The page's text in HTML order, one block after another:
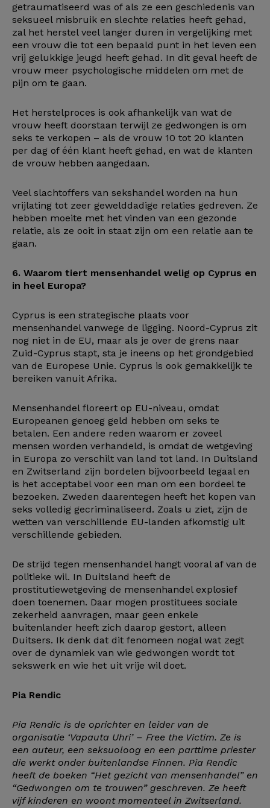
getraumatiseerd was of als ze een geschiedenis van
seksueel misbruik en slechte relaties heeft gehad,
zal het herstel veel langer duren in vergelijking met
een vrouw die tot een bepaald punt in het leven een
vrij gelukkige jeugd heeft gehad. In dit geval heeft de
vrouw meer psychologische middelen om met de
pijn om te gaan.
Het herstelproces is ook afhankelijk van wat de
vrouw heeft doorstaan terwijl ze gedwongen is om
seks te verkopen – als de vrouw 10 tot 20 klanten
per dag of één klant heeft gehad, en wat de klanten
de vrouw hebben aangedaan.
Veel slachtoffers van sekshandel worden na hun
vrijlating tot zeer gewelddadige relaties gedreven. Ze
hebben moeite met het vinden van een gezonde
relatie, als ze ooit in staat zijn om een relatie aan te
gaan.
6. Waarom tiert mensenhandel welig op Cyprus en
in heel Europa?
Cyprus is een strategische plaats voor
mensenhandel vanwege de ligging. Noord-Cyprus zit
nog niet in de EU, maar als je over de grens naar
Zuid-Cyprus stapt, sta je ineens op het grondgebied
van de Europese Unie. Cyprus is ook gemakkelijk te
bereiken vanuit Afrika.
Mensenhandel floreert op EU-niveau, omdat
Europeanen genoeg geld hebben om seks te
betalen. Een andere reden waarom er zoveel
mensen worden verhandeld, is omdat de wetgeving
in Europa zo verschilt van land tot land. In Duitsland
en Zwitserland zijn bordelen bijvoorbeeld legaal en
is het acceptabel voor een man om een bordeel te
bezoeken. Zweden daarentegen heeft het kopen van
seks volledig gecriminaliseerd. Zoals u ziet, zijn de
wetten van verschillende EU-landen afkomstig uit
verschillende gebieden.
De strijd tegen mensenhandel hangt vooral af van de
politieke wil. In Duitsland heeft de
prostitutiewetgeving de mensenhandel explosief
doen toenemen. Daar mogen prostituees sociale
zekerheid aanvragen, maar geen enkele
buitenlander heeft zich daarop gestort, alleen
Duitsers. Ik denk dat dit fenomeen nogal wat zegt
over de dynamiek van wie gedwongen wordt tot
sekswerk en wie het uit vrije wil doet.
Pia Rendic
Pia Rendic is de oprichter en leider van de
organisatie ‘Vapauta Uhri’ – Free the Victim. Ze is
een auteur, een seksuoloog en een parttime priester
die werkt onder buitenlandse Finnen. Pia Rendic
heeft de boeken “Het gezicht van mensenhandel” en
“Gedwongen om te trouwen” geschreven. Ze heeft
vijf kinderen en woont momenteel in Zwitserland.